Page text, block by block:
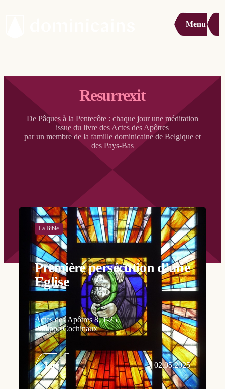
Menu
Resurrexit
De Pâques à la Pentecôte : chaque jour une méditation
issue du livre des Actes des Apôtres
par un membre de la famille dominicaine de Belgique et
des Pays-Bas
La Bible
Première persécution d'une
Eglise
Actes des Apôtres 8, 1-25
Philippe Cochinaux
Lire 02.05.2025